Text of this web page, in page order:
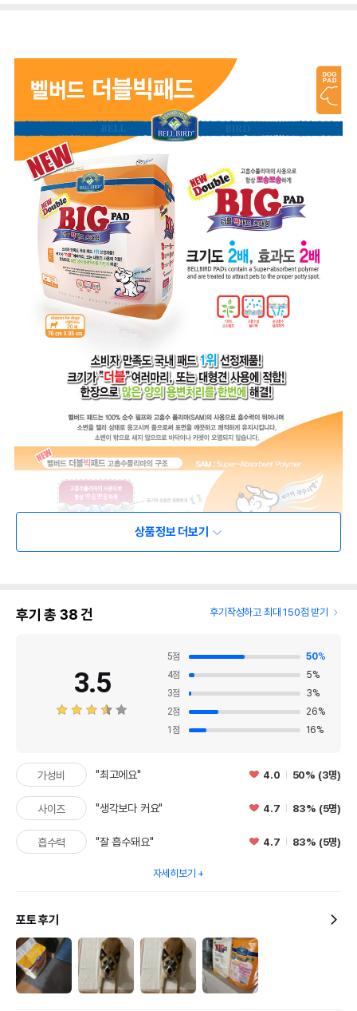
상품정보 더보기
후기 총 38건 후기작성하고 최대 150점 받기
3.5
5점 50%
4점 5%
3점 3%
2점 26%
1 점 16%
가성비 "최고에요" 4.0 50% (3명)
사이즈 "생각보다 커요" 4.7 83% (5명)
흡수력 "잘 흡수돼요" 4.7 83% (5명)
자세히보기
포토 후기